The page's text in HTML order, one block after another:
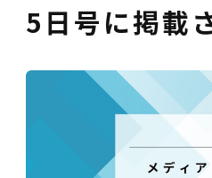
5日号に掲載